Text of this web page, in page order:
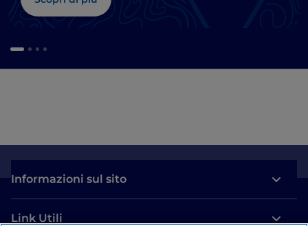
Informazioni sul sito
Link Utili